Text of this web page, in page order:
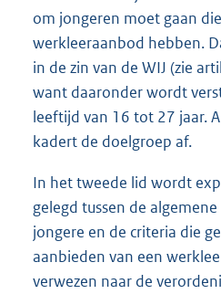
om jongeren moet gaan
werkleeraanbod hebben.
in de zin van de WIJ (zie
want daaronder wordt
leeftijd van 16 tot 27 jaar.
kadert de doelgroep af.
In het tweede lid wordt
gelegd tussen de
jongere en de criteria die
aanbieden van een
verwezen naar de